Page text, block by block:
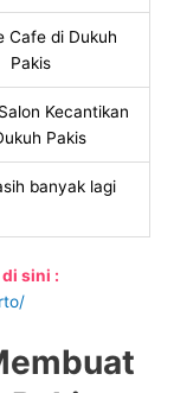
Cafe di Dukuh
Pakis
Kecantikan
Pakis
banyak lagi
sini :